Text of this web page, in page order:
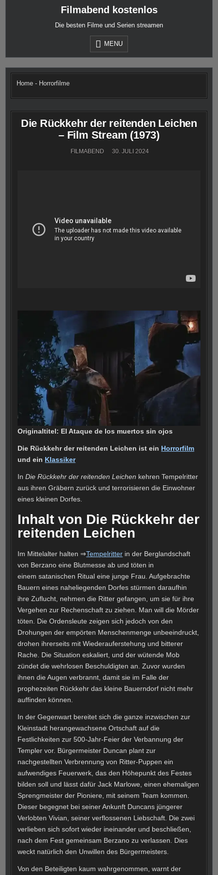
Filmabend kostenlos
Die besten Filme und Serien streamen
MENU
Home - Horrorfilme
Die Rückkehr der reitenden Leichen
– Film Stream (1973)
FILMABEND 30. JULI 2024
Originaltitel: El Ataque de los muertos sin ojos
Die Rückkehr der reitenden Leichen ist ein Horrorfilm
und ein Klassiker
InDie Rückkehr der reitenden Leichen kehren Tempelritter
aus ihren Gräbern zurück und terrorisieren die Einwohner
eines kleinen Dorfes.
Inhalt von Die Rückkehr der
reitenden Leichen
Im Mittelalter halten ⇒Tempelritter in der Berglandschaft
von Berzano eine Blutmesse ab und töten in
einem satanischen Ritual eine junge Frau. Aufgebrachte
Bauern eines naheliegenden Dorfes stürmen daraufhin
ihre Zuflucht, nehmen die Ritter gefangen, um sie für ihre
Vergehen zur Rechenschaft zu ziehen. Man will die Mörder
töten. Die Ordensleute zeigen sich jedoch von den
Drohungen der empörten Menschenmenge unbeeindruckt,
drohen ihrerseits mit Wiederauferstehung und bitterer
Rache. Die Situation eskaliert, und der wütende Mob
zündet die wehrlosen Beschuldigten an. Zuvor wurden
ihnen die Augen verbrannt, damit sie im Falle der
prophezeiten Rückkehr das kleine Bauerndorf nicht mehr
auffinden können.
In der Gegenwart bereitet sich die ganze inzwischen zur
Kleinstadt herangewachsene Ortschaft auf die
Festlichkeiten zur 500-Jahr-Feier der Verbannung der
Templer vor. Bürgermeister Duncan plant zur
nachgestellten Verbrennung von Ritter-Puppen ein
aufwendiges Feuerwerk, das den Höhepunkt des Festes
bilden soll und lässt dafür Jack Marlowe, einen ehemaligen
Sprengmeister der Pioniere, mit seinem Team kommen.
Dieser begegnet bei seiner Ankunft Duncans jüngerer
Verlobten Vivian, seiner verflossenen Liebschaft. Die zwei
verlieben sich sofort wieder ineinander und beschließen,
nach dem Fest gemeinsam Berzano zu verlassen. Dies
weckt natürlich den Unwillen des Bürgermeisters.
Von den Beteiligten kaum wahrgenommen, warnt der